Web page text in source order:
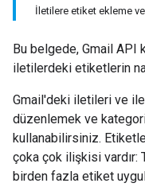
İletilere etiket ekleme
Bu belgede, Gmail API
iletilerdeki etiketlerin
Gmail'deki iletileri ve
düzenlemek ve
kullanabilirsiniz.
çoka çok ilişkisi
birden fazla etiket